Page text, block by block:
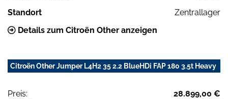
Standort
Zentrallager
Details zum Citroën Other anzeigen
Citroën Other Jumper L4H2 35 2.2 BlueHDi FAP 180 3.5t Heavy
Preis:
28.899,00 €